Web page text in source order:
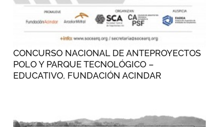
CONCURSO NACIONAL DE ANTEPROYECTOS
POLO Y PARQUE TECNOLÓGICO –
EDUCATIVO, FUNDACIÓN ACINDAR